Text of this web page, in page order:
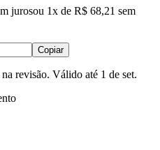
jurosou 1x de R$ 68,21 sem
Copiar
revisão. Válido até 1 de set.